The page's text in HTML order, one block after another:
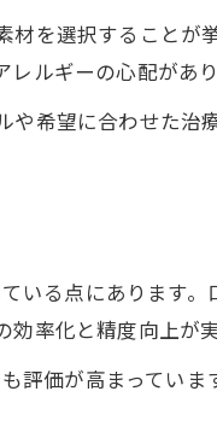
の費用比較ポイント
CAM冠
CAM冠の選択
ポイント
を選択することが
レルギーの心配があ
希望に合わせた治
いる点にあります
率化と精度向上が
評価が高まってい